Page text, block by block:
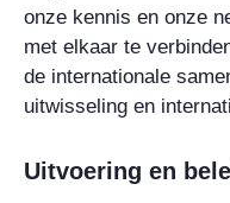
onze kennis en onze
met elkaar te
de internationale
uitwisseling en
Uitvoering en